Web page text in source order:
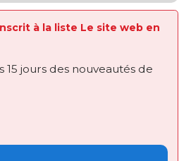
à la liste Le site web en
15 jours des nouveautés de